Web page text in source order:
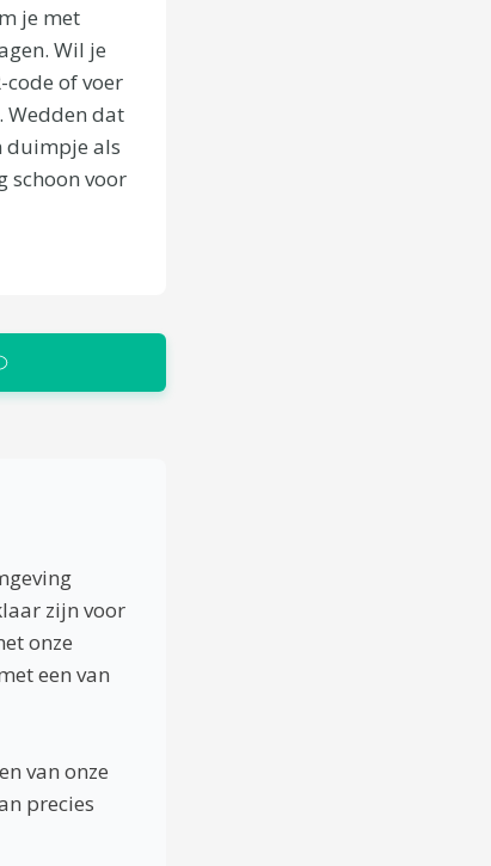
je met
Wil je
code of voer
Wedden dat
duimpje als
schoon voor
zijn voor
onze
een van
van onze
precies